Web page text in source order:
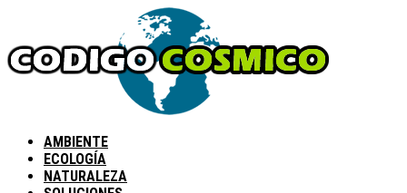
AMBIENTE
ECOLOGÍA
NATURALEZA